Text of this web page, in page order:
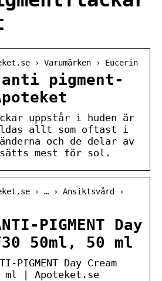
› Varumärken › Eucerin
pigment-
uppstår i huden är
allt som oftast i
och de delar av
mest för sol.
› … › Ansiktsvård ›
PIGMENT Day
50ml, 50 ml
PIGMENT Day Cream
ml | Apoteket.se